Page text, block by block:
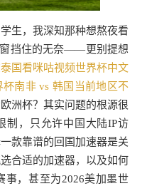
生，我深知那种想熬夜看
窗挡住的无奈——更别提想
国看咪咕视频世界杯中文
杯南非 vs 韩国当前地区不
洲杯？其实问题的根源很
制，只允许中国大陆IP访
款靠谱的回国加速器是关
合适的加速器，以及如何
事，甚至为2026美加墨世